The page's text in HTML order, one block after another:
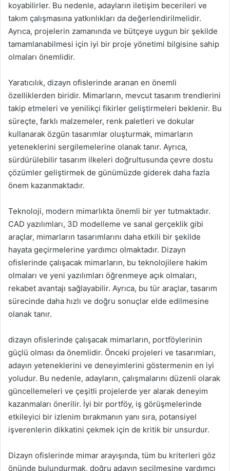
koyabilirler. Bu nedenle, adayların iletişim becerileri ve
takım çalışmasına yatkınlıkları da değerlendirilmelidir.
Ayrıca, projelerin zamanında ve bütçeye uygun bir şekilde
tamamlanabilmesi için iyi bir proje yönetimi bilgisine sahip
olmaları önemlidir.
Yaratıcılık, dizayn ofislerinde aranan en önemli
özelliklerden biridir. Mimarların, mevcut tasarım trendlerini
takip etmeleri ve yenilikçi fikirler geliştirmeleri beklenir. Bu
süreçte, farklı malzemeler, renk paletleri ve dokular
kullanarak özgün tasarımlar oluşturmak, mimarların
yeteneklerini sergilemelerine olanak tanır. Ayrıca,
sürdürülebilir tasarım ilkeleri doğrultusunda çevre dostu
çözümler geliştirmek de günümüzde giderek daha fazla
önem kazanmaktadır.
Teknoloji, modern mimarlıkta önemli bir yer tutmaktadır.
CAD yazılımları, 3D modelleme ve sanal gerçeklik gibi
araçlar, mimarların tasarımlarını daha etkili bir şekilde
hayata geçirmelerine yardımcı olmaktadır. Dizayn
ofislerinde çalışacak mimarların, bu teknolojilere hakim
olmaları ve yeni yazılımları öğrenmeye açık olmaları,
rekabet avantajı sağlayabilir. Ayrıca, bu tür araçlar, tasarım
sürecinde daha hızlı ve doğru sonuçlar elde edilmesine
olanak tanır.
dizayn ofislerinde çalışacak mimarların, portföylerinin
güçlü olması da önemlidir. Önceki projeleri ve tasarımları,
adayın yeteneklerini ve deneyimlerini göstermenin en iyi
yoludur. Bu nedenle, adayların, çalışmalarını düzenli olarak
güncellemeleri ve çeşitli projelerde yer alarak deneyim
kazanmaları önerilir. İyi bir portföy, iş görüşmelerinde
etkileyici bir izlenim bırakmanın yanı sıra, potansiyel
işverenlerin dikkatini çekmek için de kritik bir unsurdur.
Dizayn ofislerinde mimar arayışında, tüm bu kriterleri göz
önünde bulundurmak, doğru adayın seçilmesine yardımcı